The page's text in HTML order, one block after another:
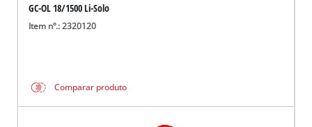
GC-OL 18/1500 Li-Solo
Item nº.: 2320120
Comparar produto